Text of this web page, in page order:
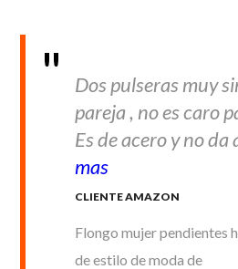
Dos pulseras muy
pareja , no es caro
Es de acero y no da
mas
CLIENTE AMAZON
Flongo mujer pendientes
de estilo de moda de